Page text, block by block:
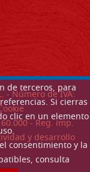
de terceros, para
Si cierras
clic en un elemento
consentimiento y la
consulta
- Número de IVA:
- Reg. imp.
y desarrollo